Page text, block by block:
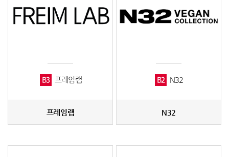
B3 프레임랩
프레임랩
B2 N32
N32